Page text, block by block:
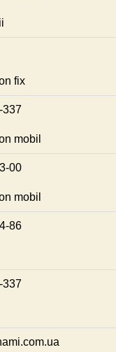
fix
337
mobil
00
mobil
86
337